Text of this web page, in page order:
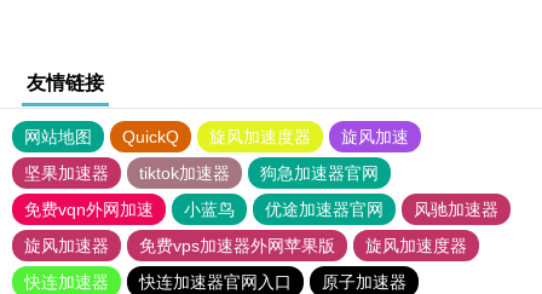
友情链接
网站地图 QuickQ 旋风加速度器
旋风加速
坚果加速器
tiktok加速器
狗急加速器官网
免费vqn外网加速
小蓝鸟 优途加速器官网
风驰加速器
旋风加速器
免费vps加速器外网苹果版
旋风加速度器
快连加速器
快连加速器官网入口
原子加速器